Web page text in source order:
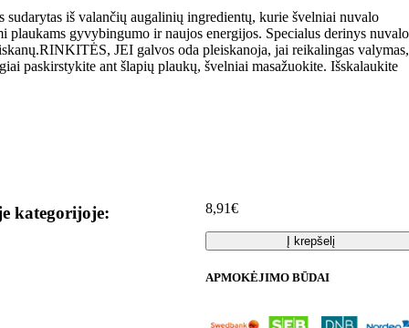
sudarytas iš valančių augalinių ingredientų, kurie švelniai nuvalo
gyvybingumo ir naujos energijos. Specialus derinys nuvalo
JEI galvos oda pleiskanoja, jai reikalingas valymas,
paskirstykite ant šlapių plaukų, švelniai masažuokite. Išskalaukite
8,91€
Į krepšelį
APMOKĖJIMO BŪDAI
kategorijoje: